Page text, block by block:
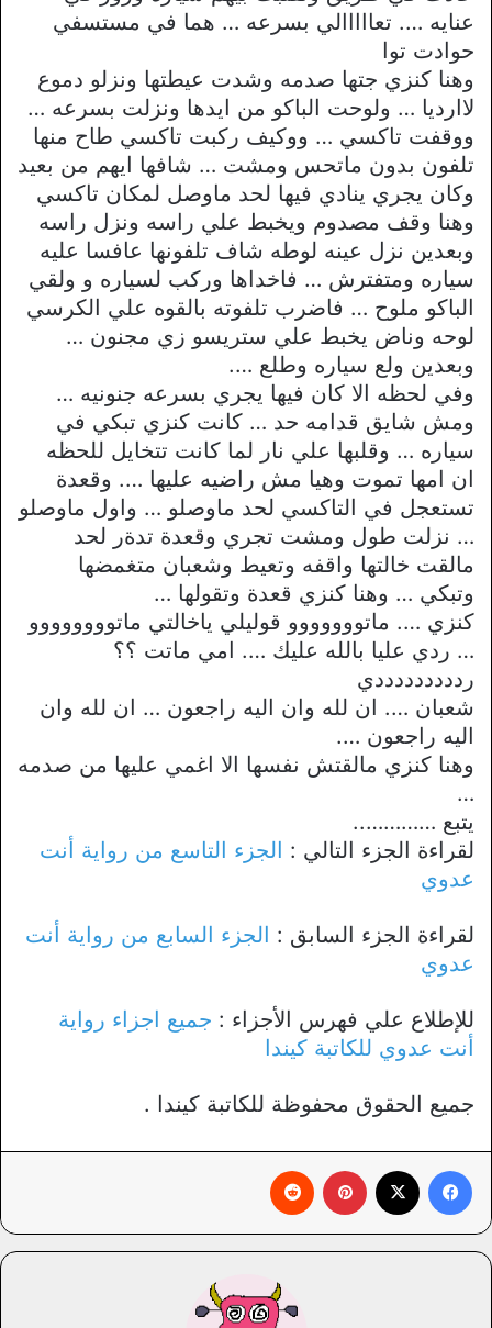
عنايه …. تعااااالي بسرعه … هما في مستسفي
حوادت توا
وهنا كنزي جتها صدمه وشدت عيطتها ونزلو دموع
لاارديا … ولوحت الباكو من ايدها ونزلت بسرعه …
ووقفت تاكسي … ووكيف ركبت تاكسي طاح منها
تلفون بدون ماتحس ومشت … شافها ايهم من بعيد
وكان يجري ينادي فيها لحد ماوصل لمكان تاكسي
وهنا وقف مصدوم ويخبط علي راسه ونزل راسه
وبعدين نزل عينه لوطه شاف تلفونها عافسا عليه
سياره ومتفترش … فاخداها وركب لسياره و ولقي
الباكو ملوح … فاضرب تلفوته بالقوه علي الكرسي
لوحه وناض يخبط علي ستريسو زي مجنون …
وبعدين ولع سياره وطلع ….
وفي لحظه الا كان فيها يجري بسرعه جنونيه …
ومش شايق قدامه حد … كانت كنزي تبكي في
سياره … وقلبها علي نار لما كانت تتخايل للحظه
ان امها تموت وهيا مش راضيه عليها …. وقعدة
تستعجل في التاكسي لحد ماوصلو … واول ماوصلو
… نزلت طول ومشت تجري وقعدة تدةر لحد
مالقت خالتها واقفه وتعيط وشعبان متغمضها
وتبكي … وهنا كنزي قعدة وتقولها …
كنزي …. ماتووووووو قوليلي ياخالتي ماتوووووووو
… ردي عليا بالله عليك …. امي ماتت ؟؟
ردددددددددي
شعبان …. ان لله وان اليه راجعون … ان لله وان
اليه راجعون ….
وهنا كنزي مالقتش نفسها الا اغمي عليها من صدمه
…
يتبع …………..
لقراءة الجزء التالي : الجزء التاسع من رواية أنت
عدوي
لقراءة الجزء السابق : الجزء السابع من رواية أنت
عدوي
للإطلاع علي فهرس الأجزاء : جميع اجزاء رواية
أنت عدوي للكاتبة كيندا
جميع الحقوق محفوظة للكاتبة كيندا .